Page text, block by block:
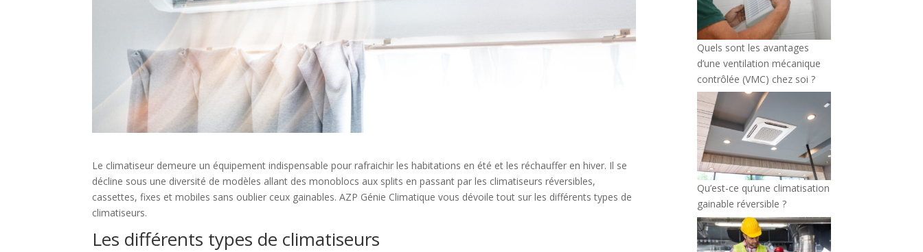
Le climatiseur demeure un équipement indispensable pour rafraichir les habitations en été et les réchauffer en hiver. Il se
décline sous une diversité de modèles allant des monoblocs aux splits en passant par les climatiseurs réversibles,
cassettes, fixes et mobiles sans oublier ceux gainables. AZP Génie Climatique vous dévoile tout sur les différents types de
climatiseurs.
Les différents types de climatiseurs
Quels sont les avantages
d’une ventilation mécanique
contrôlée (VMC) chez soi ?
Qu’est-ce qu’une climatisation
gainable réversible ?